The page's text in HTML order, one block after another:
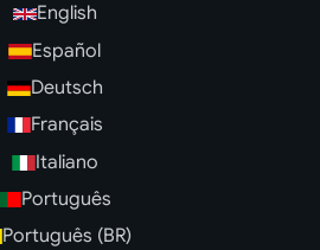
English
Español
Deutsch
Français
Italiano
Português
Português (BR)